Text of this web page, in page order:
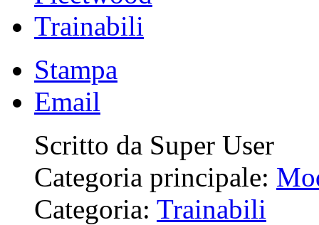
Trainabili
Stampa
Email
Scritto da Super User
Categoria principale:
Categoria: Trainabili